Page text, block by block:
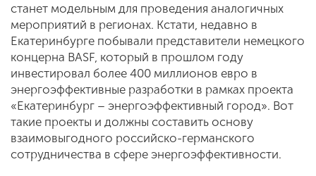
станет модельным для проведения аналогичных
мероприятий в регионах. Кстати, недавно в
Екатеринбурге побывали представители немецкого
концерна BASF, который в прошлом году
инвестировал более 400 миллионов евро в
энергоэффективные разработки в рамках проекта
«Екатеринбург – энергоэффективный город». Вот
такие проекты и должны составить основу
взаимовыгодного российско-германского
сотрудничества в сфере энергоэффективности.